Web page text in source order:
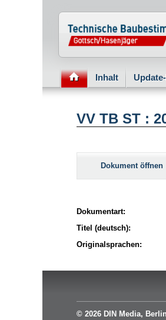
Normenportal
Inhalt
VV TB ST :
Dokument öffnen
Dokumentart:
Titel (deutsch):
Originalsprachen:
© 2026 DIN Media,